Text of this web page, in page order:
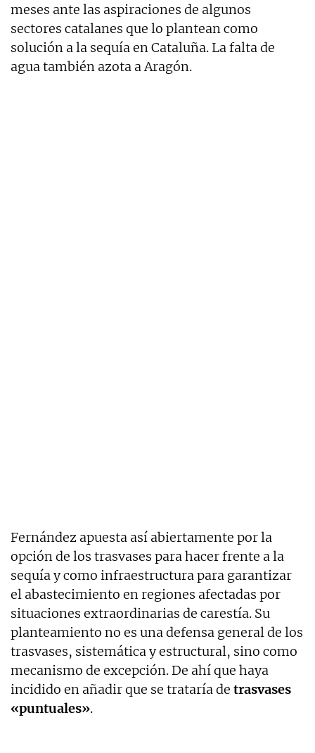
meses ante las aspiraciones de algunos
sectores catalanes que lo plantean como
solución a la sequía en Cataluña. La falta de
agua también azota a Aragón.
Fernández apuesta así abiertamente por la
opción de los trasvases para hacer frente a la
sequía y como infraestructura para garantizar
el abastecimiento en regiones afectadas por
situaciones extraordinarias de carestía. Su
planteamiento no es una defensa general de los
trasvases, sistemática y estructural, sino como
mecanismo de excepción. De ahí que haya
incidido en añadir que se trataría de trasvases
«puntuales».